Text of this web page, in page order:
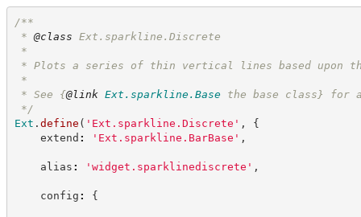
/**
* @class Ext.sparkline.Discrete
*
* Plots a series of thin vertical lines based upon
*
* See {@link Ext.sparkline.Base the base class}
for
*/
Ext .define ( ' Ext.sparkline.Discrete ' ,
{
extend : ' Ext.sparkline.BarBase ' ,
alias : 'widget.sparklinediscrete ' ,
config : {